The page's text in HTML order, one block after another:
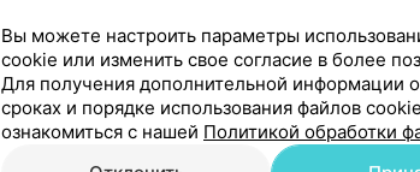
Вы можете настроить параметры
cookie или изменить свое согласие в более
Для получения дополнительной информации
сроках и порядке использования файлов
ознакомиться с нашей Политикой обработки